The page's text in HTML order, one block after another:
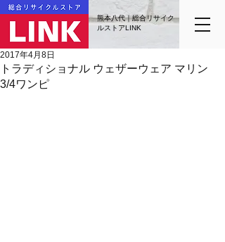
熊本八代｜総合リサイク
ルストアLINK
トラディショナル ウェザーウェア マリン
3/4ワンピ
2017年4月8日